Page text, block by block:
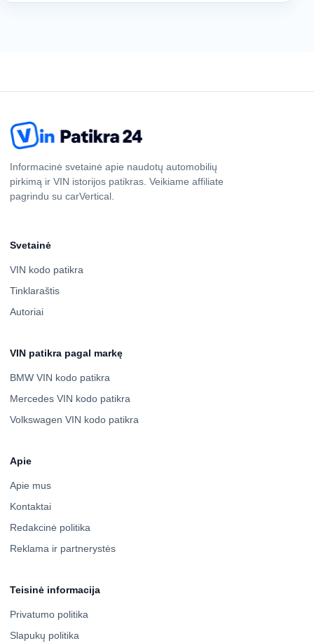
Informacinė svetainė apie naudotų automobilių
pirkimą ir VIN istorijos patikras. Veikiame affiliate
pagrindu su carVertical.
Svetainė
VIN kodo patikra
Tinklaraštis
Autoriai
VIN patikra pagal markę
BMW VIN kodo patikra
Mercedes VIN kodo patikra
Volkswagen VIN kodo patikra
Apie
Apie mus
Kontaktai
Redakcinė politika
Reklama ir partnerystės
Teisinė informacija
Privatumo politika
Slapukų politika